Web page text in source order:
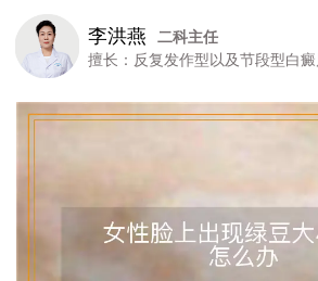
李洪燕
二科主任
擅长：反复发作型以及节段型白